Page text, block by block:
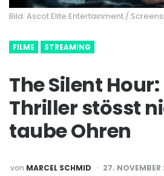
Bild: Ascot Elite Entertainment /
FILME STREAMING
The Silent
Thriller stösst
taube Ohren
POSTED
BY
von MARCEL SCHMID 27.